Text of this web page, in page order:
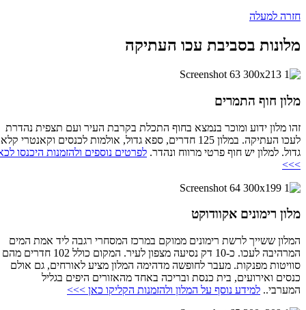
חזרה למעלה
מלונות בסביבת עכו העתיקה
מלון חוף התמרים
זהו מלון ידוע ומוכר בנמצא בחוף התכלת בקרבת העיר ועם תצפית נהדרת
לעכו העתיקה. במלון 125 חדרים, ספא גדול, אולמות לכנסים וקאנטרי קלאב
גדול. למלון יש חוף פרטי מרווח ונהדר.לפרטים נוספים ולהזמנות היכנסו לכאן
>>>
מלון רימונים אקוודוקט
המלון ששייך לרשת רימונים ממוקם במרכז המסחרי רגבה ליד אמת המים
המרהיבה לעכו. כ-10 דק נסיעה מצפון לעיר. המקום כולל 102 חדרים מהם
סוויטות מפנקות. מעבר לחופשה מדהימה המלון מציע לאורחים, גם אולם
כנסים ואירועים, בית כנסת ובריכה באחד מהאזורים היפים בגליל
המערבי..למידע נוסף על המלון ולהזמנות הקליקו כאן >>>